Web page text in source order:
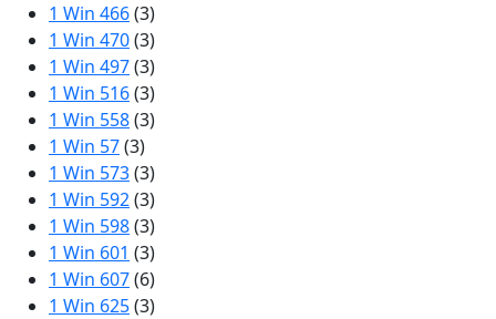
1 Win 466(3)
1 Win 470(3)
1 Win 497(3)
1 Win 516(3)
1 Win 558(3)
1 Win 57(3)
1 Win 573(3)
1 Win 592(3)
1 Win 598(3)
1 Win 601 (3)
1 Win 607(6)
1 Win 625(3)